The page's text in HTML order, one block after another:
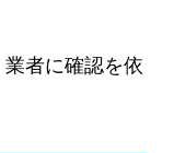
者に確認を依